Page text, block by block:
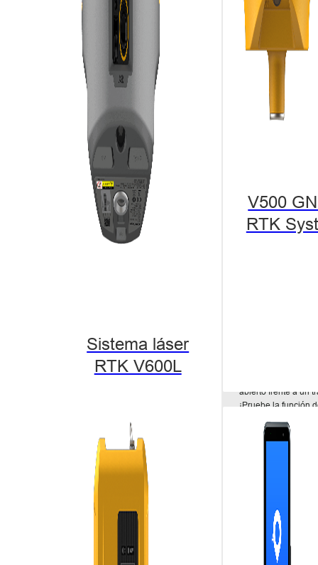
Sistema láser
RTK V600L
V500
RTK
Aspectos
cuasidinamizado
¿Cómo lograr
¡Función RTK
Puede garantizar
confiable basado
abierto frente a un
¡Pruebe la función
referencias